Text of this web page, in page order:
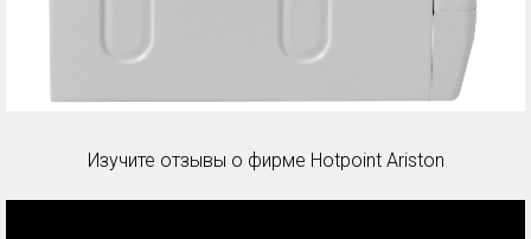
Изучите отзывы о фирме Hotpoint Ariston